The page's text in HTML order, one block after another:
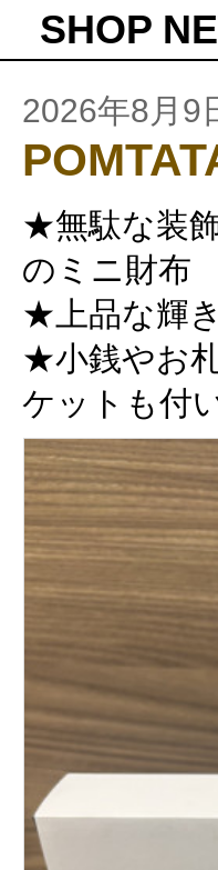
SHOP
2026年8月9
★無駄な装
のミニ財布
★上品な輝
★小銭やお
ケットも付